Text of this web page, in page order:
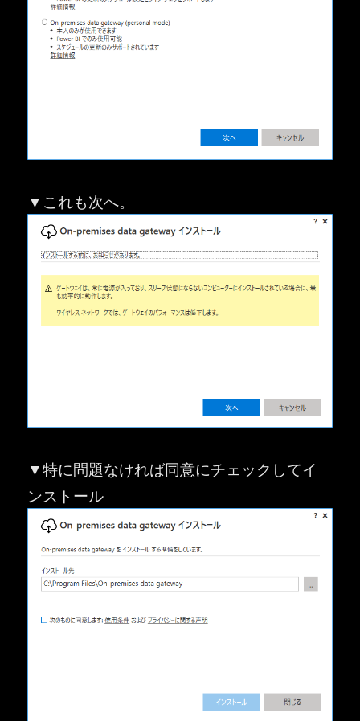
▼これも次へ。
▼特に問題なければ同意にチェックしてイ
ンストール